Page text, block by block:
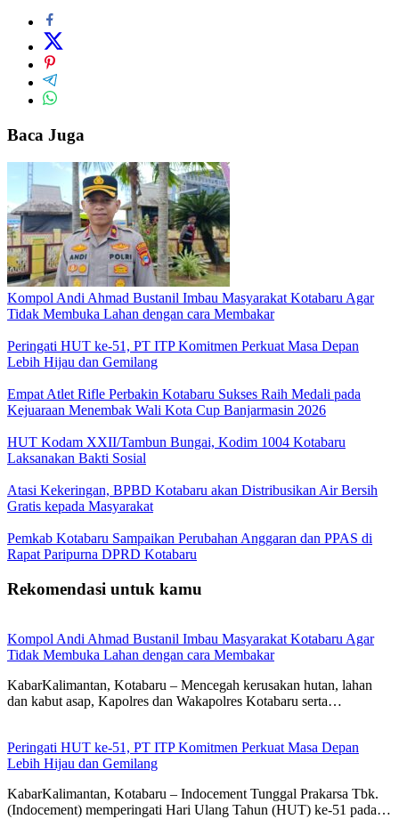
Baca Juga
Kompol Andi Ahmad Bustanil Imbau Masyarakat Kotabaru Agar
Tidak Membuka Lahan dengan cara Membakar
Peringati HUT ke-51, PT ITP Komitmen Perkuat Masa Depan
Lebih Hijau dan Gemilang
Empat Atlet Rifle Perbakin Kotabaru Sukses Raih Medali pada
Kejuaraan Menembak Wali Kota Cup Banjarmasin 2026
HUT Kodam XXII/Tambun Bungai, Kodim 1004 Kotabaru
Laksanakan Bakti Sosial
Atasi Kekeringan, BPBD Kotabaru akan Distribusikan Air Bersih
Gratis kepada Masyarakat
Pemkab Kotabaru Sampaikan Perubahan Anggaran dan PPAS di
Rapat Paripurna DPRD Kotabaru
Rekomendasi untuk kamu
Kompol Andi Ahmad Bustanil Imbau Masyarakat Kotabaru Agar
Tidak Membuka Lahan dengan cara Membakar
KabarKalimantan, Kotabaru – Mencegah kerusakan hutan, lahan
dan kabut asap, Kapolres dan Wakapolres Kotabaru serta…
Peringati HUT ke-51, PT ITP Komitmen Perkuat Masa Depan
Lebih Hijau dan Gemilang
KabarKalimantan, Kotabaru – Indocement Tunggal Prakarsa Tbk.
(Indocement) memperingati Hari Ulang Tahun (HUT) ke-51 pada…